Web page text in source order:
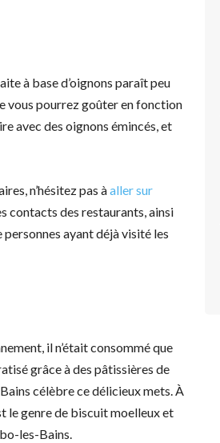
à base d’oignons paraît peu
vous pourrez goûter en fonction
avec des oignons émincés, et
n’hésitez pas àaller sur
contacts des restaurants, ainsi
ayant déjà visité les
il n’était consommé que
grâce à des pâtissières de
célèbre ce délicieux mets. À
le genre de biscuit moelleux et
les-Bains.